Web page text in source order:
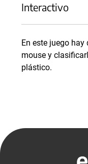
Interactivo
En este juego
mouse y
plástico.